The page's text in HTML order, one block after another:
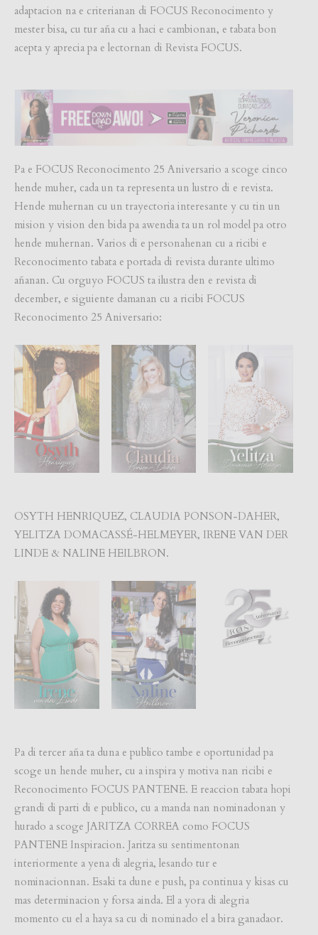
adaptacion na e criterianan di FOCUS Reconocimento y
mester bisa, cu tur aña cu a haci e cambionan, e tabata bon
acepta y aprecia pa e lectornan di Revista FOCUS.
Pa e FOCUS Reconocimento 25 Aniversario a scoge cinco
hende muher, cada un ta representa un lustro di e revista.
Hende muhernan cu un trayectoria interesante y cu tin un
mision y vision den bida pa awendia ta un rol model pa otro
hende muhernan. Varios di e personahenan cu a ricibi e
Reconocimento tabata e portada di revista durante ultimo
añanan. Cu orguyo FOCUS ta ilustra den e revista di
december, e siguiente damanan cu a ricibi FOCUS
Reconocimento 25 Aniversario:
OSYTH HENRIQUEZ, CLAUDIA PONSON-DAHER,
YELITZA DOMACASSÉ-HELMEYER, IRENE VAN DER
LINDE & NALINE HEILBRON.
Pa di tercer aña ta duna e publico tambe e oportunidad pa
scoge un hende muher, cu a inspira y motiva nan ricibi e
Reconocimento FOCUS PANTENE. E reaccion tabata hopi
grandi di parti di e publico, cu a manda nan nominadonan y
hurado a scoge JARITZA CORREA como FOCUS
PANTENE Inspiracion. Jaritza su sentimentonan
interiormente a yena di alegria, lesando tur e
nominacionnan. Esaki ta dune e push, pa continua y kisas cu
mas determinacion y forsa ainda. El a yora di alegria
momento cu el a haya sa cu di nominado el a bira ganadaor.